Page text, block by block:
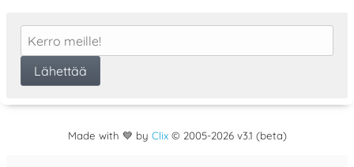
Made with 💙 by Clix© 2005-2026 v3.1 (beta)